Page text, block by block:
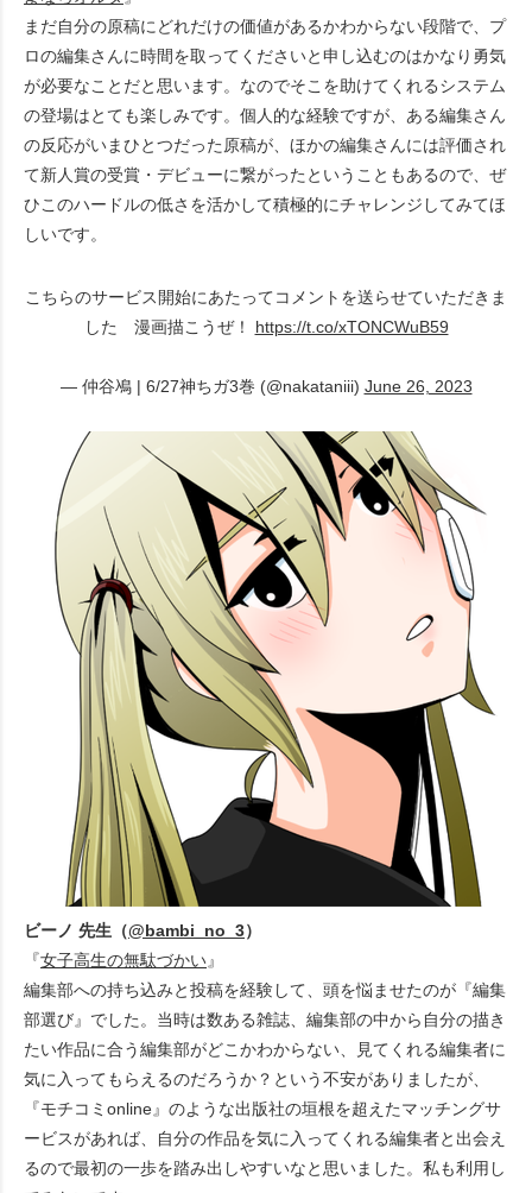
まだ自分の原稿にどれだけの価値があるかわからない段階で、プ
ロの編集さんに時間を取ってくださいと申し込むのはかなり勇気
が必要なことだと思います。なのでそこを助けてくれるシステム
の登場はとても楽しみです。個人的な経験ですが、ある編集さん
の反応がいまひとつだった原稿が、ほかの編集さんには評価され
て新人賞の受賞・デビューに繋がったということもあるので、ぜ
ひこのハードルの低さを活かして積極的にチャレンジしてみてほ
しいです。
こちらのサービス開始にあたってコメントを送らせていただきま
した 漫画描こうぜ！ https://t.co/xTONCWuB59
— 仲谷鳰 | 6/27神ちガ3巻 (@nakataniii) June 26, 2023
ビーノ 先生（@bambi_no_3）
『女子高生の無駄づかい』
編集部への持ち込みと投稿を経験して、頭を悩ませたのが『編集
部選び』でした。当時は数ある雑誌、編集部の中から自分の描き
たい作品に合う編集部がどこかわからない、見てくれる編集者に
気に入ってもらえるのだろうか？という不安がありましたが、
『モチコミonline』のような出版社の垣根を超えたマッチングサ
ービスがあれば、自分の作品を気に入ってくれる編集者と出会え
るので最初の一歩を踏み出しやすいなと思いました。私も利用し